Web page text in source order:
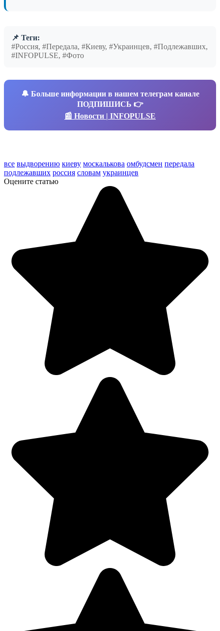
📌 Теги:
#Россия, #Передала, #Киеву, #Украинцев, #Подлежавших,
#INFOPULSE, #Фото
🔔 Больше информации в нашем телеграм канале
ПОДПИШИСЬ 👉
📰 Новости | INFOPULSE
все выдворению киеву москалькова омбудсмен передала
подлежавших россия словам украинцев
Оцените статью